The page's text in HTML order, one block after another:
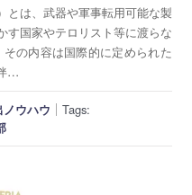
とは、武器や軍事転用可能な製
す国家やテロリスト等に渡らな
の内容は国際的に定められた
…
ウハウ
Tags: